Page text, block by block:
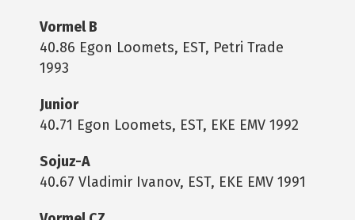
Vormel B
40.86 Egon Loomets, EST, Petri Trade
1993
Junior
40.71 Egon Loomets, EST, EKE EMV 1992
Sojuz-A
40.67 Vladimir Ivanov, EST, EKE EMV 1991